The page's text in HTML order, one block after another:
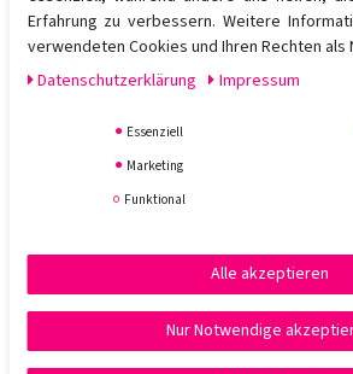
Für blondiertes, gesträhntes &
Vegan, frei von Parabenen &
Professionelle Qualität aus
In das nasse Haar einmassieren, 2–5
je nach gewünschtem Effekt – und gründlich
Textilien vermeiden.
Erfahrung zu verbessern. Weitere
verwendeten Cookies und Ihren Rechten als
Daten­schutz­erklärung
Impressum
Essenziell
Marketing
Funktional
Alle akzeptieren
Nur Notwendige